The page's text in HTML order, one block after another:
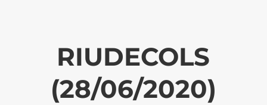
RIUDECOLS
(28/06/2020)